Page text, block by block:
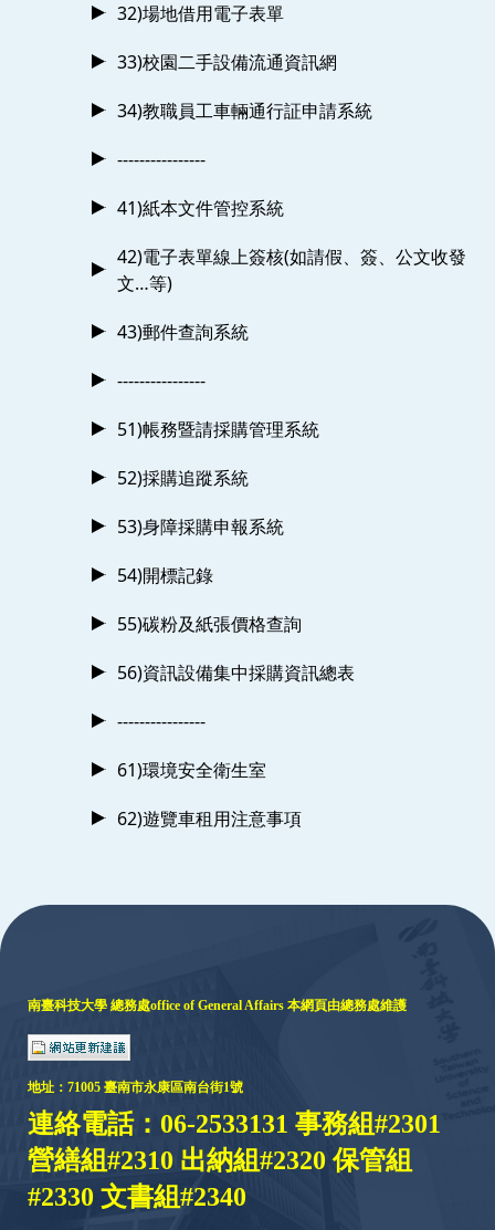
32)場地借用電子表單
33)校園二手設備流通資訊網
34)教職員工車輛通行証申請系統
----------------
41)紙本文件管控系統
42)電子表單線上簽核(如請假、簽、公文收發
文…等)
43)郵件查詢系統
----------------
51)帳務暨請採購管理系統
52)採購追蹤系統
53)身障採購申報系統
54)開標記錄
55)碳粉及紙張價格查詢
56)資訊設備集中採購資訊總表
----------------
61)環境安全衛生室
62)遊覽車租用注意事項
南臺科技大學 總務處office of General Affairs 本網頁由總務處維護
地址： 71005 臺南市永康區南台街1號
連絡電話：06-2533131 事務組#2301
營繕組#2310 出納組#2320 保管組
#2330 文書組#2340